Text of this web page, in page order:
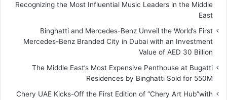
Recognizing the Most Influential Music Leaders in the Middle
East
Binghatti and Mercedes-Benz Unveil the World’s First
Mercedes-Benz Branded City in Dubai with an Investment
Value of AED 30 Billion
The Middle East’s Most Expensive Penthouse at Bugatti
Residences by Binghatti Sold for 550M
Chery UAE Kicks-Off the First Edition of “Chery Art Hub”with